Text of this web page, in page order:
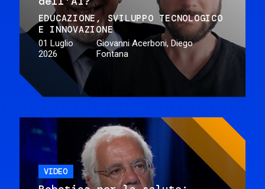
EDUCAZIONE
SVILUPPO TECNOLOGICO
E INNOVAZIONE
01 Luglio
2026
Giovanni Acerboni, Diego
Fontana
VIDEO